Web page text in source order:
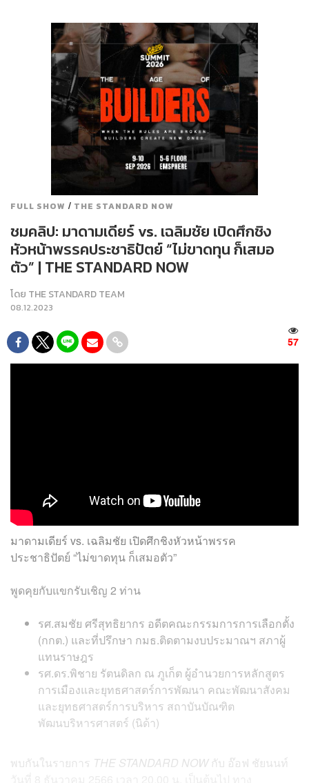
FULL SHOW / THE STANDARD NOW
ชมคลิป: มาดามเดียร์ vs. เฉลิมชัย เปิดศึกชิง
หัวหน้าพรรคประชาธิปัตย์ “ไม่ขาดทุน ก็เสมอ
ตัว” | THE STANDARD NOW
โดย THE STANDARD TEAM
08.12.2023
57
มาดามเดียร์ vs. เฉลิมชัย เปิดศึกชิงหัวหน้าพรรค
ประชาธิปัตย์ “ไม่ขาดทุน ก็เสมอตัว”
พูดคุยกับแขกรับเชิญ 2 ท่าน
รศ.สมชัย ศรีสุทธิยากร อดีตคณะกรรมการการเลือกตั้ง
(กกต.) และที่ปรึกษา กมธ.ติดตามงบประมาณฯ สภาผู้
แทนราษฎร
รศ.ดร.พิชาย รัตนดิลก ณ ภูเก็ต ผู้อำนวยการหลักสูตร
การเมืองและยุทธศาสตร์การพัฒนา คณะพัฒนาสังคม
และยุทธศาสตร์การบริหาร สถาบันบัณฑิต
พัฒนบริหารศาสตร์ (นิด้า)
พบกันในรายการ THE STANDARD NOWกับ อ๊อฟ ชัยนนท์